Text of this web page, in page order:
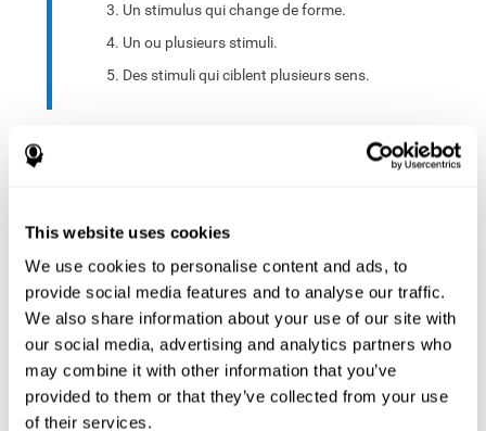
This website uses cookies
We use cookies to personalise content and ads, to
provide social media features and to analyse our traffic.
We also share information about your use of our site with
our social media, advertising and analytics partners who
may combine it with other information that you’ve
provided to them or that they’ve collected from your use
of their services.
Un stimulus qui change de forme.
Un ou plusieurs stimuli.
Des stimuli qui ciblent plusieurs sens.
Un groupe de stimuli de différents types es sélectionné :
L'interface peut être utilisée sur des appareils électroniques
(ordinateurs, téléphones portables, tablettes) pour fournir
et capturer les stimuli évalués.
Le système se compose d'un dispositif d'entrée de